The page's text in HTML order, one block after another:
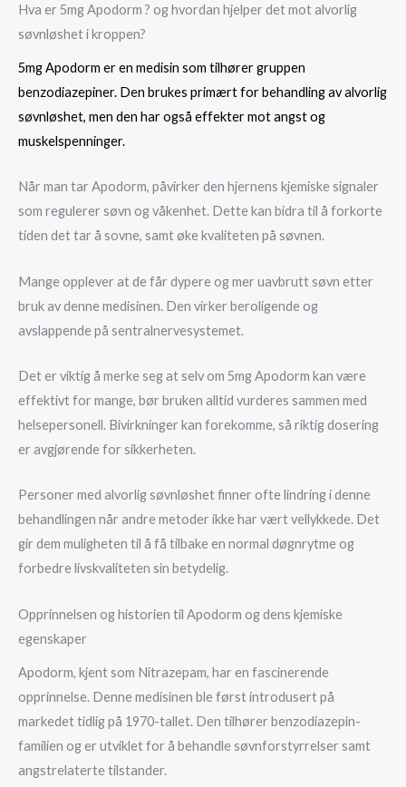
Hva er 5mg Apodorm ? og hvordan hjelper det mot alvorlig
søvnløshet i kroppen?
5mg Apodorm er en medisin som tilhører gruppen
benzodiazepiner. Den brukes primært for behandling av alvorlig
søvnløshet, men den har også effekter mot angst og
muskelspenninger.
Når man tar Apodorm, påvirker den hjernens kjemiske signaler
som regulerer søvn og våkenhet. Dette kan bidra til å forkorte
tiden det tar å sovne, samt øke kvaliteten på søvnen.
Mange opplever at de får dypere og mer uavbrutt søvn etter
bruk av denne medisinen. Den virker beroligende og
avslappende på sentralnervesystemet.
Det er viktig å merke seg at selv om 5mg Apodorm kan være
effektivt for mange, bør bruken alltid vurderes sammen med
helsepersonell. Bivirkninger kan forekomme, så riktig dosering
er avgjørende for sikkerheten.
Personer med alvorlig søvnløshet finner ofte lindring i denne
behandlingen når andre metoder ikke har vært vellykkede. Det
gir dem muligheten til å få tilbake en normal døgnrytme og
forbedre livskvaliteten sin betydelig.
Opprinnelsen og historien til Apodorm og dens kjemiske
egenskaper
Apodorm, kjent som Nitrazepam, har en fascinerende
opprinnelse. Denne medisinen ble først introdusert på
markedet tidlig på 1970-tallet. Den tilhører benzodiazepin-
familien og er utviklet for å behandle søvnforstyrrelser samt
angstrelaterte tilstander.